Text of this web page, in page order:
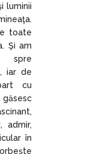
luminii
toate
Şi am
spre
iar de
cu
admir,
în